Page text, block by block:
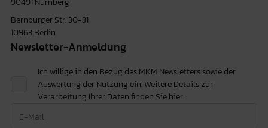
Bernburger Str. 30-31
10963 Berlin
Newsletter-Anmeldung
Ich willige in den Bezug des MKM Newsletters sowie der
Auswertung der Nutzung ein. Weitere Details zur
Verarbeitung Ihrer Daten finden Siehier.